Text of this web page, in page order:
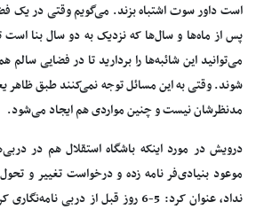
است داور سوت اشتباه بزند. می‌گویم وقتی در یک
پس از ماه‌ها و سال‌ها که نزدیک به دو سال بنا است
می‌توانید این شائبه‌ها را بردارید تا در فضایی
شوند. وقتی به این مسائل توجه نمی‌کنند طبق
مدنظرشان نیست و چنین مواردی هم ایجاد می‌شود.
درویش در مورد اینکه باشگاه استقلال هم در
موعود بنیادی‌فر نامه زده و درخواست تغییر و
نداد، عنوان کرد: 5-6 روز قبل از دربی